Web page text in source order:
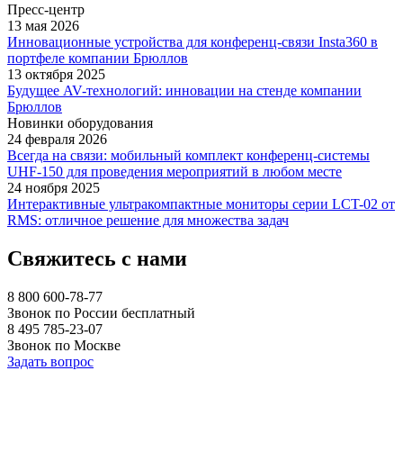
Пресс-центр
13 мая 2026
Инновационные устройства для конференц-связи Insta360 в
портфеле компании Брюллов
13 октября 2025
Будущее AV-технологий: инновации на стенде компании
Брюллов
Новинки оборудования
24 февраля 2026
Всегда на связи: мобильный комплект конференц-системы
UHF-150 для проведения мероприятий в любом месте
24 ноября 2025
Интерактивные ультракомпактные мониторы серии LCT-02 от
RMS: отличное решение для множества задач
Свяжитесь с нами
8 800 600-78-77
Звонок по России бесплатный
8 495 785-23-07
Звонок по Москве
Задать вопрос